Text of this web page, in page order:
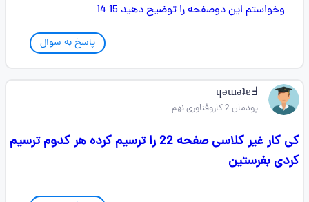
پاسخ به سوال
ɥǝɯǝʇɐꓞ
پودمان 2 کاروفناوری نهم
کی کار غیر کلاسی صفحه 22 را ترسیم کرده هر کدوم ترسیم
کردی بفرستین